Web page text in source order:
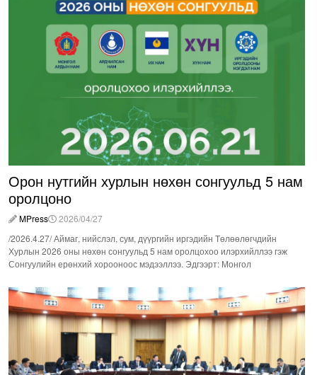
Орон нутгийн хурлын нөхөн сонгуульд 5 нам
оролцоно
MPress
2026/04/27
/2026.4.27/ Аймаг, нийслэл, сум, дүүргийн иргэдийн Төлөөлөгчдийн
Хурлын 2026 оны нөхөн сонгуульд 5 нам оролцохоо илэрхийллээ гэж
Сонгуулийн ерөнхий хорооноос мэдээллээ. Эдгээрт: Монгол